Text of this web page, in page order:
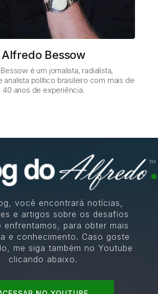
Alfredo Bessow
é um jornalista, radialista,
analista político brasileiro com mais de
40 anos de experiência.
você encontrará notícias,
e artigos sobre os desafios
enfrentamos, para obter mais
e conhecimento. Caso goste
me siga também no Youtube
clicando abaixo.